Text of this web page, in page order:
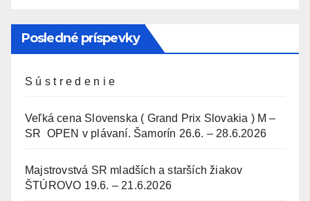
Posledné príspevky
S ú s t r e d e n i e
Veľká cena Slovenska ( Grand Prix Slovakia ) M –
SR OPEN v plávaní. Šamorín 26.6. – 28.6.2026
Majstrovstvá SR mladších a starších žiakov
ŠTÚROVO 19.6. – 21.6.2026